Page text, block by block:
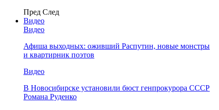
Пред След
Видео
Видео
Афиша выходных: оживший Распутин, новые монстры
и квартирник поэтов
Видео
В Новосибирске установили бюст генпрокурора СССР
Романа Руденко